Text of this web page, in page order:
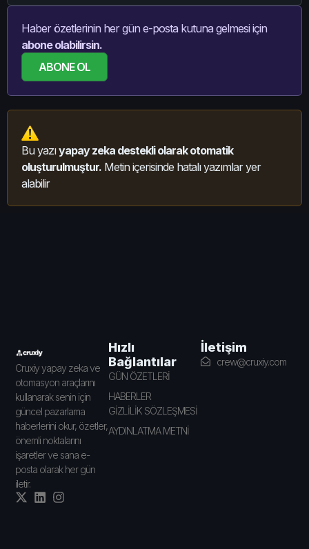
Haber özetlerinin her gün e-posta kutuna gelmesi için
abone olabilirsin.
ABONE OL
Bu yazıyapay zeka destekli olarak otomatik
oluşturulmuştur. Metin içerisinde hatalı yazımlar yer
alabilir
Cruxiy yapay zeka ve
otomasyon araçlarını
kullanarak senin için
güncel pazarlama
haberlerini okur, özetler,
önemli noktalarını
işaretler ve sana e-
posta olarak her gün
iletir.
Hızlı
Bağlantılar
GÜN ÖZETLERİ
HABERLER
GİZLİLİK SÖZLEŞMESİ
AYDINLATMA METNİ
İletişim
crew@cruxiy.com